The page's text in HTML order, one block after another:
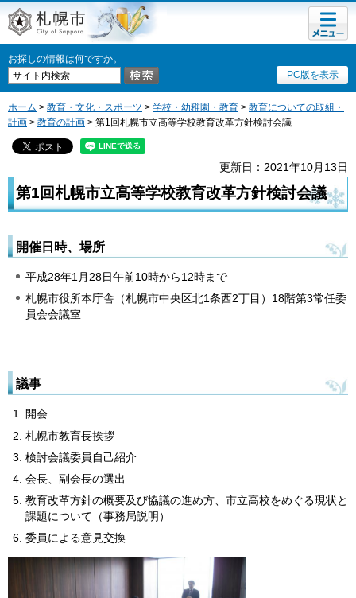
札幌市
お探しの情報は何ですか。
PC版を表示
メニュ
ー
ホーム > 教育・文化・スポーツ > 学校・幼稚園・教育 > 教育についての取組・
計画 > 教育の計画 > 第1回札幌市立高等学校教育改革方針検討会議
更新日：2021年10月13日
第1回札幌市立高等学校教育改革方針検討会議
開催日時、場所
平成28年1月28日午前10時から12時まで
札幌市役所本庁舎（札幌市中央区北1条西2丁目）18階第3常任委
員会会議室
議事
開会
札幌市教育長挨拶
検討会議委員自己紹介
会長、副会長の選出
教育改革方針の概要及び協議の進め方、市立高校をめぐる現状と
課題について（事務局説明）
委員による意見交換